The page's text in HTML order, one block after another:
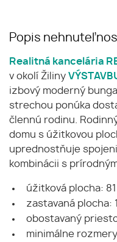
Popis
Realitná kancelária
v okolí Žiliny
izbový moderný
strechou ponúka
člennú rodinu.
domu s úžitkovou
uprednostňuje
kombinácii s
úžitková plocha:
zastavaná plocha:
obostavaný
minimálne